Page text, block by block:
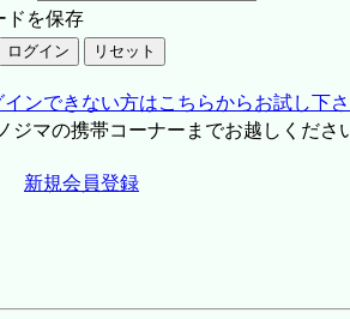
ドを保存
ンできない方はこちらからお試し下
マの携帯コーナーまでお越しくださ
新規会員登録